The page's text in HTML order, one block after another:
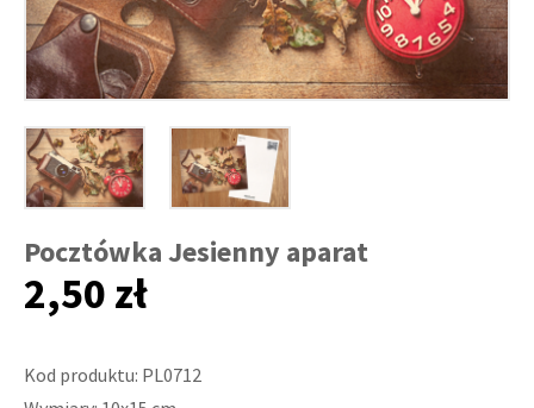
Pocztówka Jesienny aparat
2,50 zł
Kod produktu: PL0712